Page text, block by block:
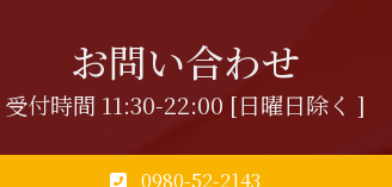
お問い合わせ
受付時間 11:30-22:00 [日曜日除く ]
0980-52-2143